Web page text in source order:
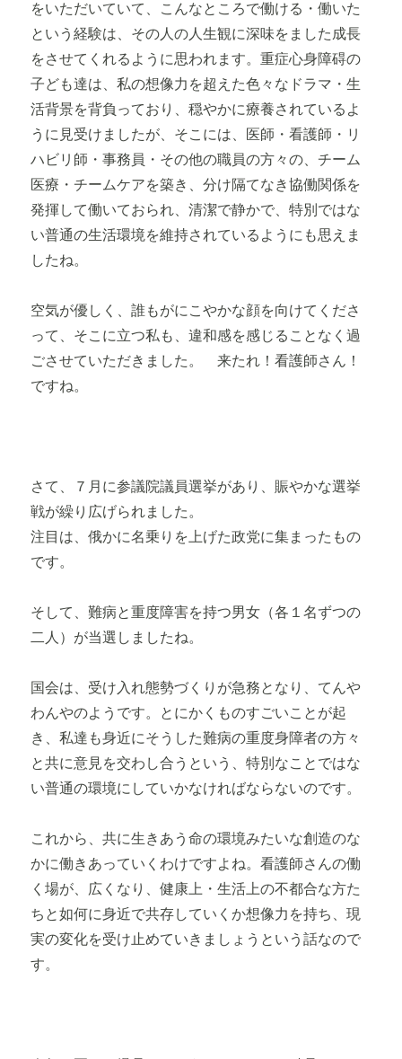
をいただいていて、こんなところで働ける・働いた
という経験は、その人の人生観に深味をました成長
をさせてくれるように思われます。重症心身障碍の
子ども達は、私の想像力を超えた色々なドラマ・生
活背景を背負っており、穏やかに療養されているよ
うに見受けましたが、そこには、医師・看護師・リ
ハビリ師・事務員・その他の職員の方々の、チーム
医療・チームケアを築き、分け隔てなき協働関係を
発揮して働いておられ、清潔で静かで、特別ではな
い普通の生活環境を維持されているようにも思えま
したね。
空気が優しく、誰もがにこやかな顔を向けてくださ
って、そこに立つ私も、違和感を感じることなく過
ごさせていただきました。 来たれ！看護師さん！
ですね。
さて、７月に参議院議員選挙があり、賑やかな選挙
戦が繰り広げられました。
注目は、俄かに名乗りを上げた政党に集まったもの
です。
そして、難病と重度障害を持つ男女（各１名ずつの
二人）が当選しましたね。
国会は、受け入れ態勢づくりが急務となり、てんや
わんやのようです。とにかくものすごいことが起
き、私達も身近にそうした難病の重度身障者の方々
と共に意見を交わし合うという、特別なことではな
い普通の環境にしていかなければならないのです。
これから、共に生きあう命の環境みたいな創造のな
かに働きあっていくわけですよね。看護師さんの働
く場が、広くなり、健康上・生活上の不都合な方た
ちと如何に身近で共存していくか想像力を持ち、現
実の変化を受け止めていきましょうという話なので
す。